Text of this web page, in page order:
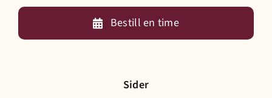
Bestill en time
Sider